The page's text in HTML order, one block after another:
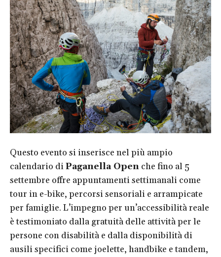
Questo evento si inserisce nel più ampio
calendario diPaganella Open che fino al 5
settembre offre appuntamenti settimanali come
tour in e-bike, percorsi sensoriali e arrampicate
per famiglie. L’impegno per un’accessibilità reale
è testimoniato dalla gratuità delle attività per le
persone con disabilità e dalla disponibilità di
ausili specifici come joelette, handbike e tandem,